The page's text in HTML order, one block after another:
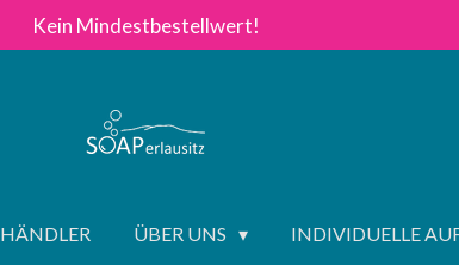
Kein Mindestbestellwert!
HÄNDLER ÜBER UNS INDIVIDUELLE